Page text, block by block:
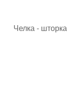
Челка -